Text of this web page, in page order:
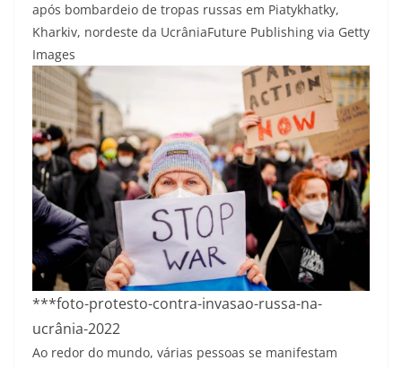
após bombardeio de tropas russas em Piatykhatky,
Kharkiv, nordeste da UcrâniaFuture Publishing via Getty
Images
***foto-protesto-contra-invasao-russa-na-
ucrânia-2022
Ao redor do mundo, várias pessoas se manifestam